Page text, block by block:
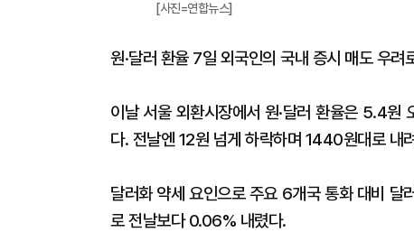
[사진=연합뉴스]
원·달러 환율 7일 외국인의 국내 증시 매도 우려
이날 서울 외환시장에서 원·달러 환율은 5.4
다. 전날엔 12원 넘게 하락하며 1440원대로 내
달러화 약세 요인으로 주요 6개국 통화 대비
로 전날보다 0.06% 내렸다.